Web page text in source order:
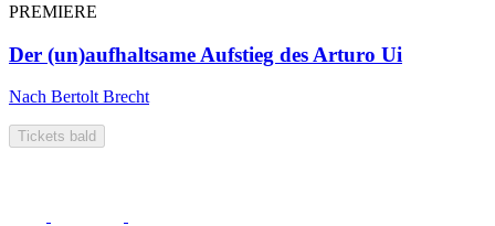
PREMIERE
Der (un)aufhaltsame Aufstieg des Arturo Ui
Nach Bertolt Brecht
Tickets bald